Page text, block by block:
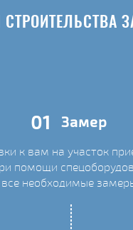
01 Замер
к вам на участок
помощи
все необходимые